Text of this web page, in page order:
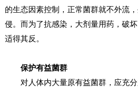
的生态因素控制，正常菌群就不外流
侵。而为了抗感染，大剂量用药，破
适得其反。
保护有益菌群
对人体内大量原有益菌群，应充分